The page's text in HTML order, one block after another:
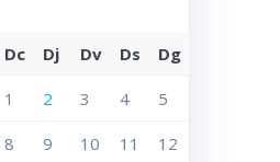
Dc Dj Dv Ds Dg
1 2 3 4 5
8 9 10 11 12